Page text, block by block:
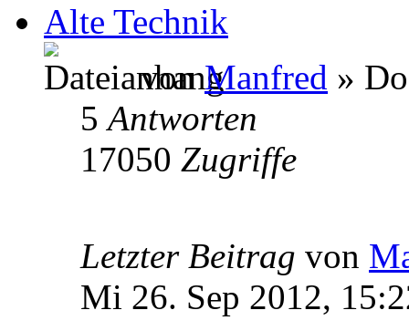
Alte Technik
vonManfred »
5Antworten
17050 Zugriffe
Letzter Beitrag von
Mi 26. Sep 2012,